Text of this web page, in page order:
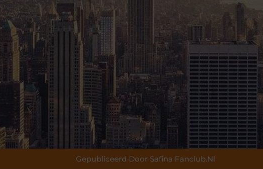
Gepubliceerd Door Safina Fanclub.nl